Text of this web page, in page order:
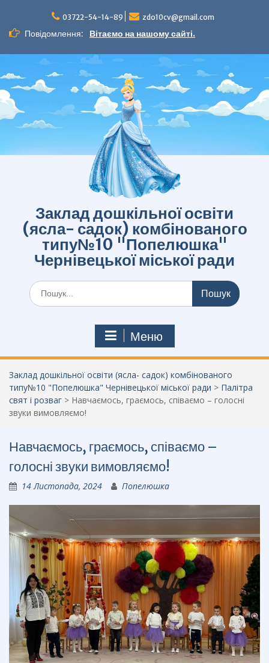
вмісту
03722-54-14-89 zdo10cv@gmail.com
Повідомлення: Вітаємо на нашому сайті.
Заклад дошкільної освіти
(ясла- садок) комбінованого
типу№10 "Попелюшка"
Чернівецької міської ради
Шукати:
Меню
Заклад дошкільної освіти (ясла- садок) комбінованого
типу№10 "Попелюшка" Чернівецької міської ради > Палітра
свят і розваг > Навчаємось, граємось, співаємо – голосні
звуки вимовляємо!
Навчаємось, граємось, співаємо –
голосні звуки вимовляємо!
14 Листопада, 2024 Попелюшка